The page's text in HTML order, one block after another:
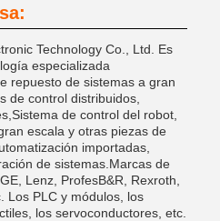
Technology Co., Ltd. Es
especializada
repuesto de sistemas a gran
de control distribuidos,
de control del robot,
escala y otras piezas de
importadas,
de sistemas.Marcas de
Lenz, ProfesB&R, Rexroth,
Los PLC y módulos, los
los servoconductores, etc.